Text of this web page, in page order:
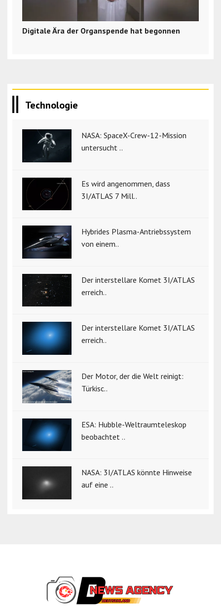
Digitale Ära der Organspende hat begonnen
Technologie
NASA: SpaceX-Crew-12-Mission
untersucht ..
Es wird angenommen, dass
3I/ATLAS 7 Mill..
Hybrides Plasma-Antriebssystem
von einem..
Der interstellare Komet 3I/ATLAS
erreich..
Der interstellare Komet 3I/ATLAS
erreich..
Der Motor, der die Welt reinigt:
Türkisc..
ESA: Hubble-Weltraumteleskop
beobachtet ..
NASA: 3I/ATLAS könnte Hinweise
auf eine ..